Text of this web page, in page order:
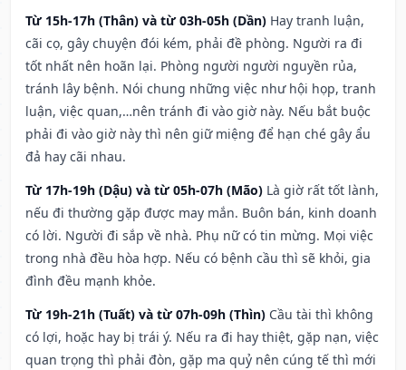
Từ 15h-17h (Thân) và từ 03h-05h (Dần) Hay tranh luận,
cãi cọ, gây chuyện đói kém, phải đề phòng. Người ra đi
tốt nhất nên hoãn lại. Phòng người người nguyền rủa,
tránh lây bệnh. Nói chung những việc như hội họp, tranh
luận, việc quan,…nên tránh đi vào giờ này. Nếu bắt buộc
phải đi vào giờ này thì nên giữ miệng để hạn ché gây ẩu
đả hay cãi nhau.
Từ 17h-19h (Dậu) và từ 05h-07h (Mão) Là giờ rất tốt lành,
nếu đi thường gặp được may mắn. Buôn bán, kinh doanh
có lời. Người đi sắp về nhà. Phụ nữ có tin mừng. Mọi việc
trong nhà đều hòa hợp. Nếu có bệnh cầu thì sẽ khỏi, gia
đình đều mạnh khỏe.
Từ 19h-21h (Tuất) và từ 07h-09h (Thìn) Cầu tài thì không
có lợi, hoặc hay bị trái ý. Nếu ra đi hay thiệt, gặp nạn, việc
quan trọng thì phải đòn, gặp ma quỷ nên cúng tế thì mới